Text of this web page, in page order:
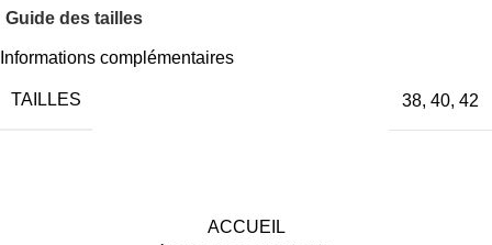
Guide des tailles
Informations complémentaires
TAILLES 38, 40, 42
ACCUEIL